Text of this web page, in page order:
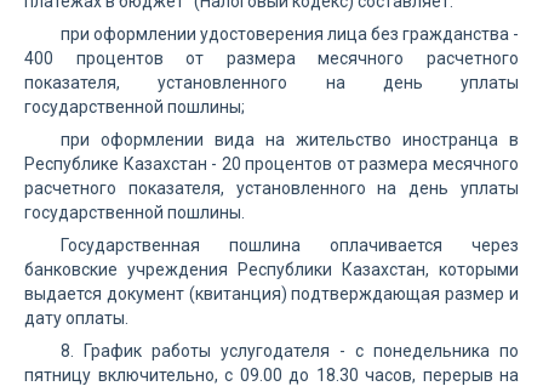
при оформлении удостоверения лица без гражданства -
400 процентов от размера месячного расчетного
показателя, установленного на день уплаты
государственной пошлины;
при оформлении вида на жительство иностранца в
Республике Казахстан - 20 процентов от размера месячного
расчетного показателя, установленного на день уплаты
государственной пошлины.
Государственная пошлина оплачивается через
банковские учреждения Республики Казахстан, которыми
выдается документ (квитанция) подтверждающая размер и
дату оплаты.
8. График работы услугодателя - с понедельника по
пятницу включительно, с 09.00 до 18.30 часов, перерыв на